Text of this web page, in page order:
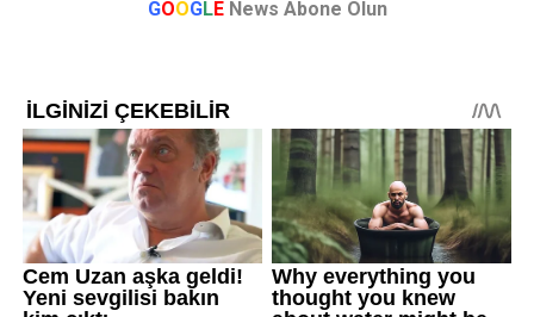
GOOGLE News Abone Olun